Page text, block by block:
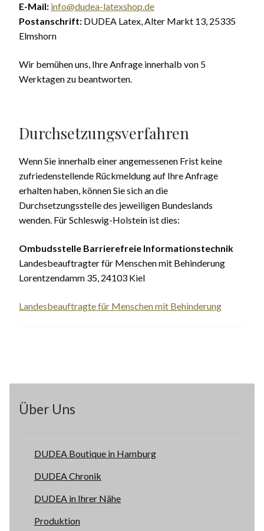
E-Mail: info@dudea-latexshop.de
Postanschrift: DUDEA Latex, Alter Markt 13, 25335
Elmshorn
Wir bemühen uns, Ihre Anfrage innerhalb von 5
Werktagen zu beantworten.
Durchsetzungsverfahren
Wenn Sie innerhalb einer angemessenen Frist keine
zufriedenstellende Rückmeldung auf Ihre Anfrage
erhalten haben, können Sie sich an die
Durchsetzungsstelle des jeweiligen Bundeslands
wenden. Für Schleswig-Holstein ist dies:
Ombudsstelle Barrierefreie Informationstechnik
Landesbeauftragter für Menschen mit Behinderung
Lorentzendamm 35, 24103 Kiel
Landesbeauftragte für Menschen mit Behinderung
Über Uns
DUDEA Boutique in Hamburg
DUDEA Chronik
DUDEA in Ihrer Nähe
Produktion